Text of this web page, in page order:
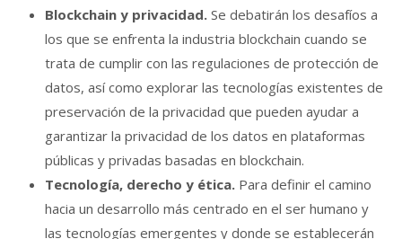
Blockchain y privacidad. Se debatirán los desafíos a
los que se enfrenta la industria blockchain cuando se
trata de cumplir con las regulaciones de protección de
datos, así como explorar las tecnologías existentes de
preservación de la privacidad que pueden ayudar a
garantizar la privacidad de los datos en plataformas
públicas y privadas basadas en blockchain.
Tecnología, derecho y ética. Para definir el camino
hacia un desarrollo más centrado en el ser humano y
las tecnologías emergentes y donde se establecerán